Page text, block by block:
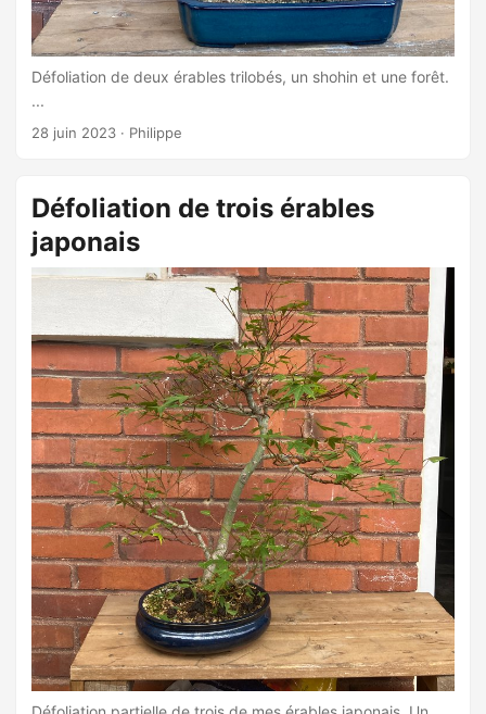
Défoliation de deux érables trilobés, un shohin et une forêt.
...
28 juin 2023 · Philippe
Défoliation de trois érables
japonais